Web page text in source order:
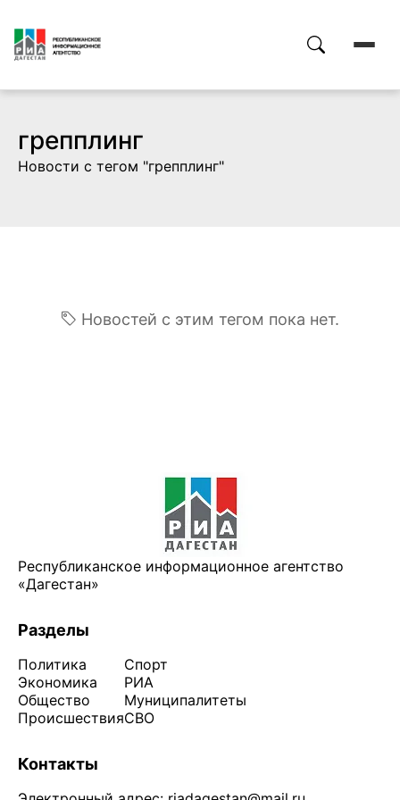
грепплинг
Новости с тегом "грепплинг"
Новостей с этим тегом пока нет.
Республиканское информационное агентство
«Дагестан»
Разделы
Политика
Экономика
Общество
Происшествия
Спорт
РИА
Муниципалитеты
СВО
Контакты